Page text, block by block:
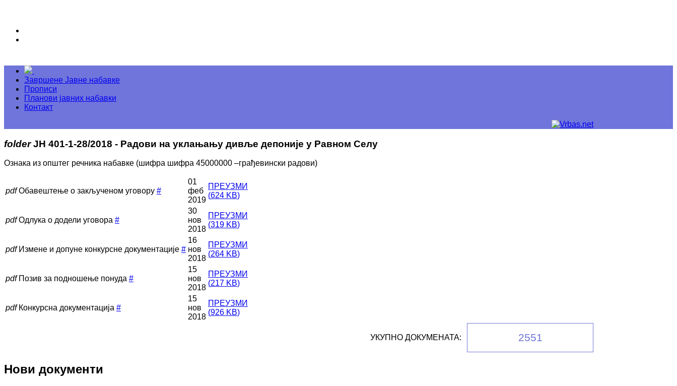
Завршене Јавне набавке
Прописи
Планови јавних набавки
Контакт
folder ЈН 401-1-28/2018 - Радови на уклањању дивље депоније у Равном Селу
Ознака из општег речника набавке (шифра шифра 45000000 –грађевински радови)
pdf Обавештење о закљученом уговору #
01
феб
2019
ПРЕУЗМИ
(624 KB)
pdf Одлука о додели уговора #
30
нов
2018
ПРЕУЗМИ
(319 KB)
pdf Измене и допуне конкурсне документације #
16
нов
2018
ПРЕУЗМИ
(264 KB)
pdf Позив за подношење понуда #
15
нов
2018
ПРЕУЗМИ
(217 KB)
pdf Конкурсна документација #
15
нов
2018
ПРЕУЗМИ
(926 KB)
УКУПНО ДОКУМЕНАТА: 2551
Нови документи